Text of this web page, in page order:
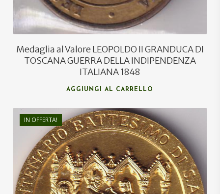
Medaglia al Valore LEOPOLDO II GRANDUCA DI
TOSCANA GUERRA DELLA INDIPENDENZA
ITALIANA 1848
AGGIUNGI AL CARRELLO
IN OFFERTA!